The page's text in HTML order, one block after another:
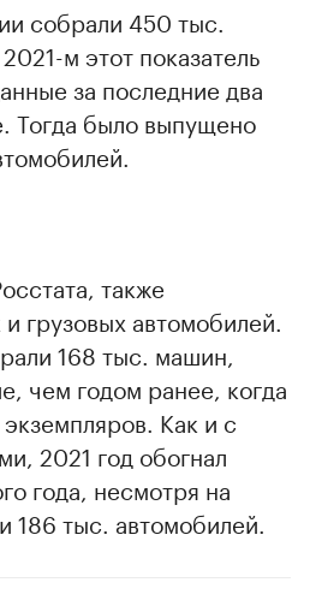
собрали 450 тыс.
м этот показатель
за последние два
Тогда было выпущено
также
грузовых автомобилей.
168 тыс. машин,
чем годом ранее, когда
Как и с
2021 год обогнал
года, несмотря на
186 тыс. автомобилей.